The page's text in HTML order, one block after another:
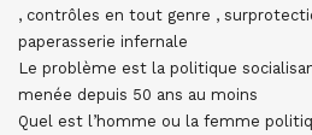
, contrôles en tout genre ,
paperasserie infernale
Le problème est la politique
menée depuis 50 ans au moins
Quel est l’homme ou la femme